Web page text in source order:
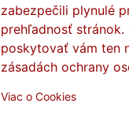
zabezpečili plynulé
prehľadnosť stránok.
poskytovať vám ten
zásadách ochrany
Viac o Cookies